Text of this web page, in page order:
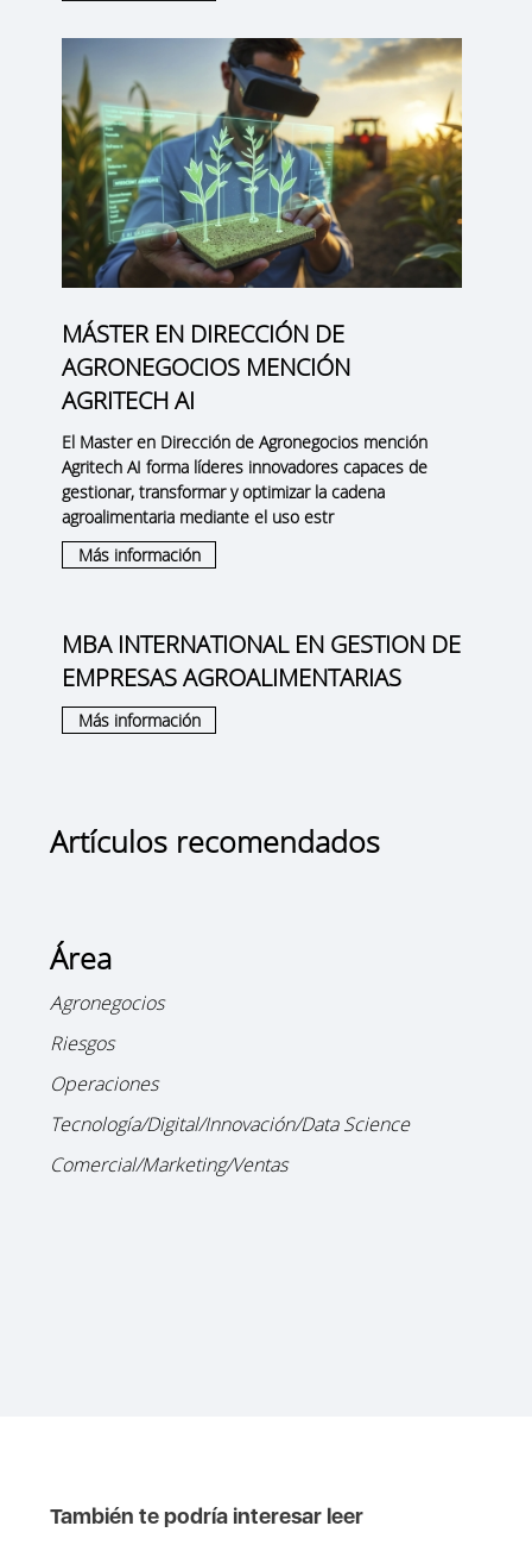
MÁSTER EN DIRECCIÓN DE
AGRONEGOCIOS MENCIÓN
AGRITECH AI
El Master en Dirección de Agronegocios mención
Agritech AI forma líderes innovadores capaces de
gestionar, transformar y optimizar la cadena
agroalimentaria mediante el uso estr
Más información
MBA INTERNATIONAL EN GESTION DE
EMPRESAS AGROALIMENTARIAS
Más información
Artículos recomendados
Área
Agronegocios
Riesgos
Operaciones
Tecnología/Digital/Innovación/Data Science
Comercial/Marketing/Ventas
También te podría interesar leer